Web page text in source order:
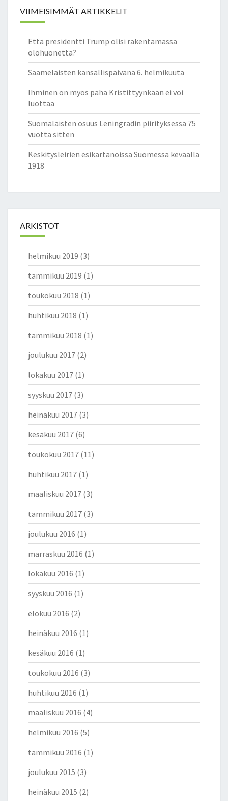
VIIMEISIMMÄT ARTIKKELIT
Että presidentti Trump olisi rakentamassa
olohuonetta?
Saamelaisten kansallispäivänä 6. helmikuuta
Ihminen on myös paha Kristittyynkään ei voi
luottaa
Suomalaisten osuus Leningradin piirityksessä 75
vuotta sitten
Keskitysleirien esikartanoissa Suomessa keväällä
1918
ARKISTOT
helmikuu 2019 (3)
tammikuu 2019 (1)
toukokuu 2018 (1)
huhtikuu 2018 (1)
tammikuu 2018 (1)
joulukuu 2017 (2)
lokakuu 2017 (1)
syyskuu 2017 (3)
heinäkuu 2017 (3)
kesäkuu 2017 (6)
toukokuu 2017 (11)
huhtikuu 2017 (1)
maaliskuu 2017 (3)
tammikuu 2017 (3)
joulukuu 2016 (1)
marraskuu 2016 (1)
lokakuu 2016 (1)
syyskuu 2016 (1)
elokuu 2016 (2)
heinäkuu 2016 (1)
kesäkuu 2016 (1)
toukokuu 2016 (3)
huhtikuu 2016 (1)
maaliskuu 2016 (4)
helmikuu 2016 (5)
tammikuu 2016 (1)
joulukuu 2015 (3)
heinäkuu 2015 (2)